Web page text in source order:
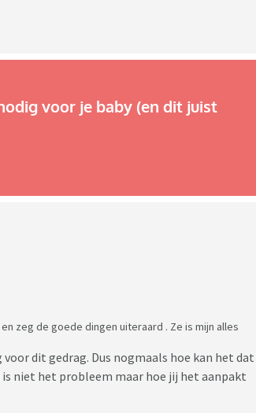
voor je baby (en dit juist
zeg de goede dingen uiteraard . Ze is mijn alles
dit gedrag. Dus nogmaals hoe kan het dat
is niet het probleem maar hoe jij het aanpakt